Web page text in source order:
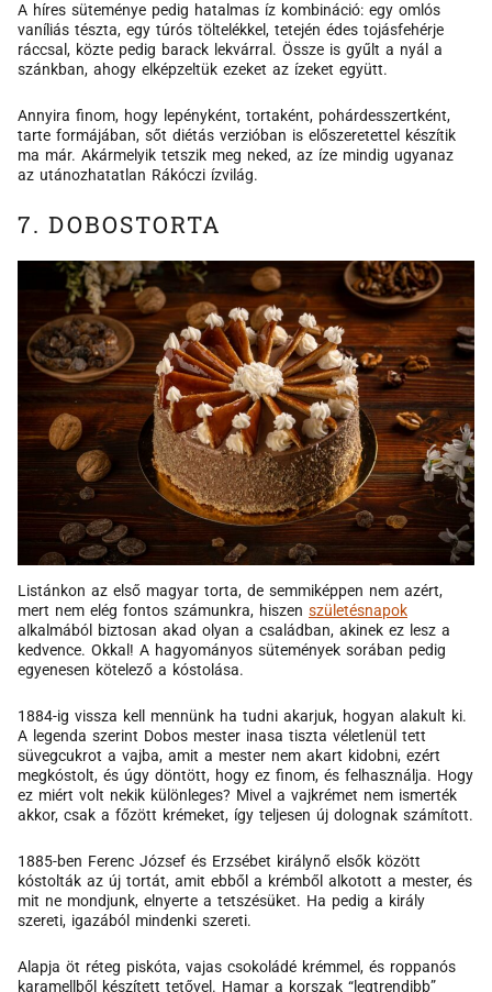
A híres süteménye pedig hatalmas íz kombináció: egy omlós
vaníliás tészta, egy túrós töltelékkel, tetején édes tojásfehérje
ráccsal, közte pedig barack lekvárral. Össze is gyűlt a nyál a
szánkban, ahogy elképzeltük ezeket az ízeket együtt.
Annyira finom, hogy lepényként, tortaként, pohárdesszertként,
tarte formájában, sőt diétás verzióban is előszeretettel készítik
ma már. Akármelyik tetszik meg neked, az íze mindig ugyanaz
az utánozhatatlan Rákóczi ízvilág.
7. DOBOSTORTA
Listánkon az első magyar torta, de semmiképpen nem azért,
mert nem elég fontos számunkra, hiszen születésnapok
alkalmából biztosan akad olyan a családban, akinek ez lesz a
kedvence. Okkal! A hagyományos sütemények sorában pedig
egyenesen kötelező a kóstolása.
1884-ig vissza kell mennünk ha tudni akarjuk, hogyan alakult ki.
A legenda szerint Dobos mester inasa tiszta véletlenül tett
süvegcukrot a vajba, amit a mester nem akart kidobni, ezért
megkóstolt, és úgy döntött, hogy ez finom, és felhasználja. Hogy
ez miért volt nekik különleges? Mivel a vajkrémet nem ismerték
akkor, csak a főzött krémeket, így teljesen új dolognak számított.
1885-ben Ferenc József és Erzsébet királynő elsők között
kóstolták az új tortát, amit ebből a krémből alkotott a mester, és
mit ne mondjunk, elnyerte a tetszésüket. Ha pedig a király
szereti, igazából mindenki szereti.
Alapja öt réteg piskóta, vajas csokoládé krémmel, és roppanós
karamellből készített tetővel. Hamar a korszak “legtrendibb”